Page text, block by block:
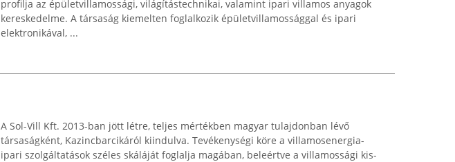
profilja az épületvillamossági, világítástechnikai, valamint ipari villamos anyagok
kereskedelme. A társaság kiemelten foglalkozik épületvillamossággal és ipari
elektronikával, ...
A Sol-Vill Kft. 2013-ban jött létre, teljes mértékben magyar tulajdonban lévő
társaságként, Kazincbarcikáról kiindulva. Tevékenységi köre a villamosenergia-
ipari szolgáltatások széles skáláját foglalja magában, beleértve a villamossági kis-